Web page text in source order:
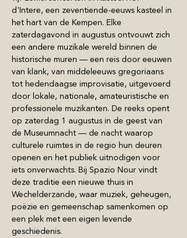
d'Intere, een zeventiende-eeuws kasteel in
het hart van de Kempen. Elke
zaterdagavond in augustus ontvouwt zich
een andere muzikale wereld binnen de
historische muren — een reis door eeuwen
van klank, van middeleeuws gregoriaans
tot hedendaagse improvisatie, uitgevoerd
door lokale, nationale, amateuristische en
professionele muzikanten. De reeks opent
op zaterdag 1 augustus in de geest van
de Museumnacht — de nacht waarop
culturele ruimtes in de regio hun deuren
openen en het publiek uitnodigen voor
iets onverwachts. Bij Spazio Nour vindt
deze traditie een nieuwe thuis in
Wechelderzande, waar muziek, geheugen,
poëzie en gemeenschap samenkomen op
een plek met een eigen levende
geschiedenis.